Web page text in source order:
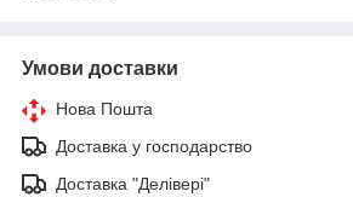
Умови доставки
Нова Пошта
Доставка у господарство
Доставка "Делівері"